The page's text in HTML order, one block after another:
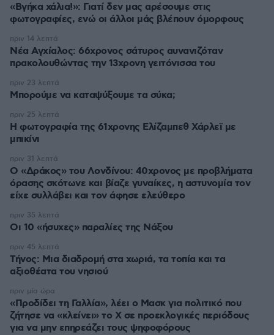
«Βγήκα χάλια!»: Γιατί δεν μας αρέσουμε στις
φωτογραφίες, ενώ οι άλλοι μάς βλέπουν όμορφους
Νέα Αγχίαλος: 66χρονος σάτυρος αυνανιζόταν
πρακολουθώντας την 13χρονη γειτόνισσα του
πριν 14 λεπτά
Μπορούμε να καταψύξουμε τα σύκα;
πριν 23 λεπτά
Η φωτογραφία της 61χρονης Ελίζαμπεθ Χάρλεϊ με
μπικίνι
πριν 25 λεπτά
Ο «Δράκος» του Λονδίνου: 40χρονος με προβλήματα
όρασης σκότωνε και βίαζε γυναίκες, η αστυνομία τον
είχε συλλάβει και τον άφησε ελεύθερο
πριν 31 λεπτά
Οι 10 «ήσυχες» παραλίες της Νάξου
πριν 35 λεπτά
Τήνος: Μια διαδρομή στα χωριά, τα τοπία και τα
αξιοθέατα του νησιού
πριν 45 λεπτά
«Προδίδει τη Γαλλία», λέει ο Μασκ για πολιτικό που
ζήτησε να «κλείνει» το X σε προεκλογικές περιόδους
για να μην επηρεάζει τους ψηφοφόρους
πριν μία ώρα